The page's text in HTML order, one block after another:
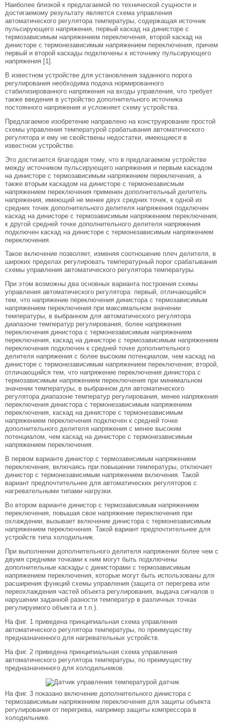
Наиболее близкой к предлагаемой по технической сущности и
достигаемому результату является схема управления
автоматического регулятора температуры, содержащая источник
пульсирующего напряжения, первый каскад на динисторе с
термозависимым напряжением переключения, второй каскад на
динисторе с термонезависимым напряжением переключения, причем
первый и второй каскады подключены к источнику пульсирующего
напряжения [1].
В известном устройстве для установления заданного порога
регулирования необходима подача нормированного
стабилизированного напряжения на входы управления, что требует
также введения в устройство дополнительного источника
постоянного напряжения и усложняет схему устройства.
Предлагаемое изобретение направлено на конструирование простой
схемы управления температурой срабатывания автоматического
регулятора и ему не свойствены недостатки, имеющиеся в
известном устройстве.
Это достигается благодаря тому, что в предлагаемом устройстве
между источником пульсирующего напряжения и первым каскадом
на динисторе с термозависимым напряжением переключения, а
также вторым каскадом на динисторе с термонезависмым
напряжением переключения применен дополнительный делитель
напряжения, имеющий не менее двух средних точек, к одной из
средних точек дополнительного делителя напряжения подключен
каскад на динисторе с термозависимым напряжением переключения,
к другой средней точке дополнительного делителя напряжения
подключен каскад на динисторе с термонезависимым напряжением
переключения.
Такое включение позволяет, изменяя соотношение плеч делителя, в
широких пределах регулировать температурный порог срабатывания
схемы управления автоматического регулятора температуры.
При этом возможны два основных варианта построения схемы
управления автоматического регулятора: первый, отличающийся
тем, что напряжение переключения динистора с термозависимым
напряжением переключения при максимальном значении
температуры, в выбранном для автоматического регулятора
диапазоне температур регулирования, более напряжения
переключения динистора с термонезависимым напряжением
переключения, каскад на динисторе с термозависимым напряжением
переключения подключен к средней точке дополнительного
делителя напряжения с более высоким потенциалом, чем каскад на
динисторе с термонезависимым напряжением переключения; второй,
отличающийся тем, что напряжение переключения динистора с
термозависимым напряжением переключения при минимальном
значении температуры, в выбранном для автоматического
регулятора диапазоне температур регулирования, менее напряжения
переключения динистора с термонезависимым напряжением
переключения, каскад на динисторе с термонезависимым
напряжением переключения подключен к средней точке
дополнительного делителя напряжения с менее высоким
потенциалом, чем каскад на динисторе с термонезависимым
напряжением переключения.
В первом варианте динистор с термозависимым напряжением
переключения, включаясь при повышении температуры, отключает
динистор с термонезависимым напряжением включения. Такой
вариант предпочтительнее для автоматических регуляторов с
нагревательными типами нагрузки.
Во втором варианте динистор с термозависимым напряжением
переключения, повышая свое напряжение переключения при
охлаждении, вызывает включение динистора с термонезависимым
напряжением переключения. Такой вариант предпочтительнее для
устройств типа холодильник.
При выполнении дополнительного делителя напряжения более чем с
двумя средними точками к ним могут быть подключены
дополнительные каскады с динисторами с термозависимым
напряжением переключения, которые могут быть использованы для
расширения функций схемы управления (защита от перегрева или
переохлаждения частей объекта регулирования, выдача сигналов о
нарушении заданной разности температур в различных точках
регулируемого объекта и т.п.).
На фиг. 1 приведена принципиальная схема управления
автоматического регулятора температуры, по преимуществу
предназначенного для нагревательных устройств.
На фиг. 2 приведена принципиальная схема управления
автоматического регулятора температуры, по преимуществу
предназначенного для холодильников.
На фиг. 3 показано включение дополнительного динистора с
термозависимым напряжением переключения для защиты объекта
регулирования от перегрева, например защиты компрессора в
холодильнике.